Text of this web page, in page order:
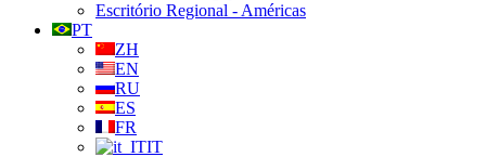
Escritório Regional - Américas
PT
ZH
EN
RU
ES
FR
IT